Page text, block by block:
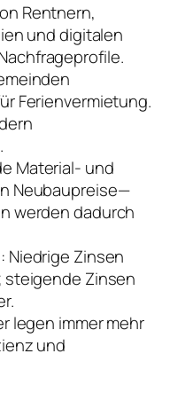
Rentnern,
und digitalen
Ferienvermietung.
Material- und
Neubaupreise—
werden dadurch
Zinsen
steigende Zinsen
legen immer mehr
und